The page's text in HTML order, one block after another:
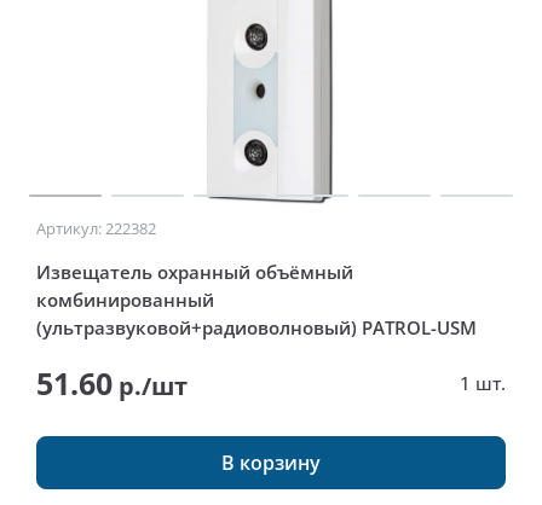
Артикул: 222382
Извещатель охранный объёмный
комбинированный
(ультразвуковой+радиоволновый) PATROL-USM
51.60 р./шт 1 шт.
В корзину